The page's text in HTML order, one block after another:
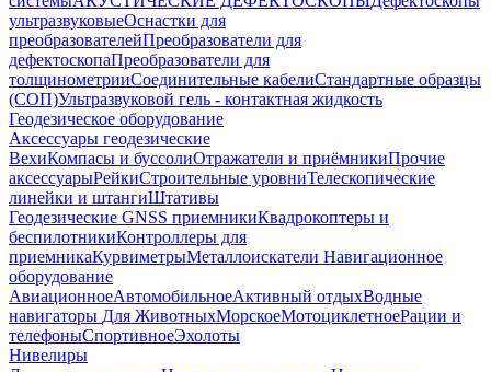
ультразвуковыеОснастки для
преобразователейПреобразователи для
дефектоскопаПреобразователи для
толщинометрииСоединительные кабелиСтандартные образцы
(СОП)Ультразвуковой гель - контактная жидкость
Геодезическое оборудование
Аксессуары геодезические
ВехиКомпасы и буссолиОтражатели и приёмникиПрочие
аксессуарыРейкиСтроительные уровниТелескопические
линейки и штангиШтативы
Геодезические GNSS приемникиКвадрокоптеры и
беспилотникиКонтроллеры для
приемникаКурвиметрыМеталлоискатели Навигационное
оборудование
АвиационноеАвтомобильноеАктивный отдыхВодные
навигаторы Для ЖивотныхМорскоеМотоциклетноеРации и
телефоныСпортивноеЭхолоты
Нивелиры